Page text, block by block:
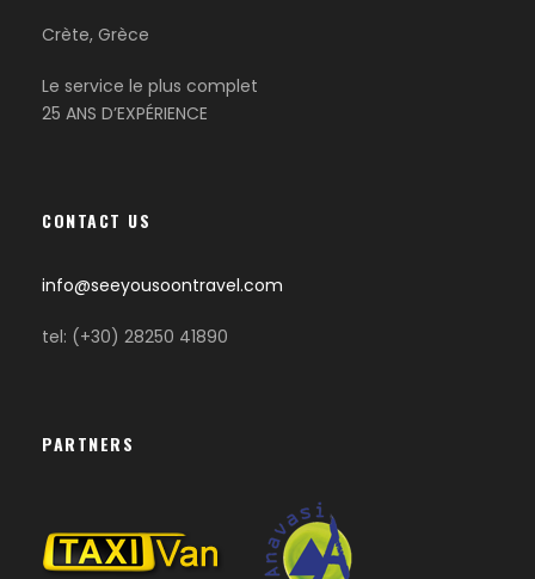
Crète, Grèce
Le service le plus complet
25 ANS D’EXPÉRIENCE
CONTACT US
info@seeyousoontravel.com
tel: (+30) 28250 41890
PARTNERS